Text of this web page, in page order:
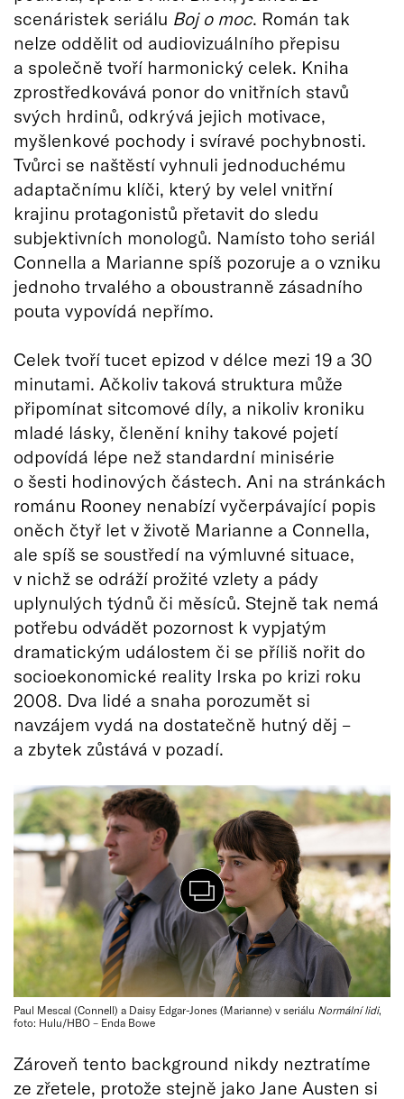
scenáristek seriálu Boj o moc. Román tak
nelze oddělit od audiovizuálního přepisu
a společně tvoří harmonický celek. Kniha
zprostředkovává ponor do vnitřních stavů
svých hrdinů, odkrývá jejich motivace,
myšlenkové pochody i svíravé pochybnosti.
Tvůrci se naštěstí vyhnuli jednoduchému
adaptačnímu klíči, který by velel vnitřní
krajinu protagonistů přetavit do sledu
subjektivních monologů. Namísto toho seriál
Connella a Marianne spíš pozoruje a o vzniku
jednoho trvalého a oboustranně zásadního
pouta vypovídá nepřímo.
Celek tvoří tucet epizod v délce mezi 19 a 30
minutami. Ačkoliv taková struktura může
připomínat sitcomové díly, a nikoliv kroniku
mladé lásky, členění knihy takové pojetí
odpovídá lépe než standardní minisérie
o šesti hodinových částech. Ani na stránkách
románu Rooney nenabízí vyčerpávající popis
oněch čtyř let v životě Marianne a Connella,
ale spíš se soustředí na výmluvné situace,
v nichž se odráží prožité vzlety a pády
uplynulých týdnů či měsíců. Stejně tak nemá
potřebu odvádět pozornost k vypjatým
dramatickým událostem či se příliš nořit do
socioekonomické reality Irska po krizi roku
2008. Dva lidé a snaha porozumět si
navzájem vydá na dostatečně hutný děj –
a zbytek zůstává v pozadí.
Paul Mescal (Connell) a Daisy Edgar-Jones (Marianne) v seriálu Normální lidi,
foto: Hulu/HBO – Enda Bowe
Zároveň tento background nikdy neztratíme
ze zřetele, protože stejně jako Jane Austen si